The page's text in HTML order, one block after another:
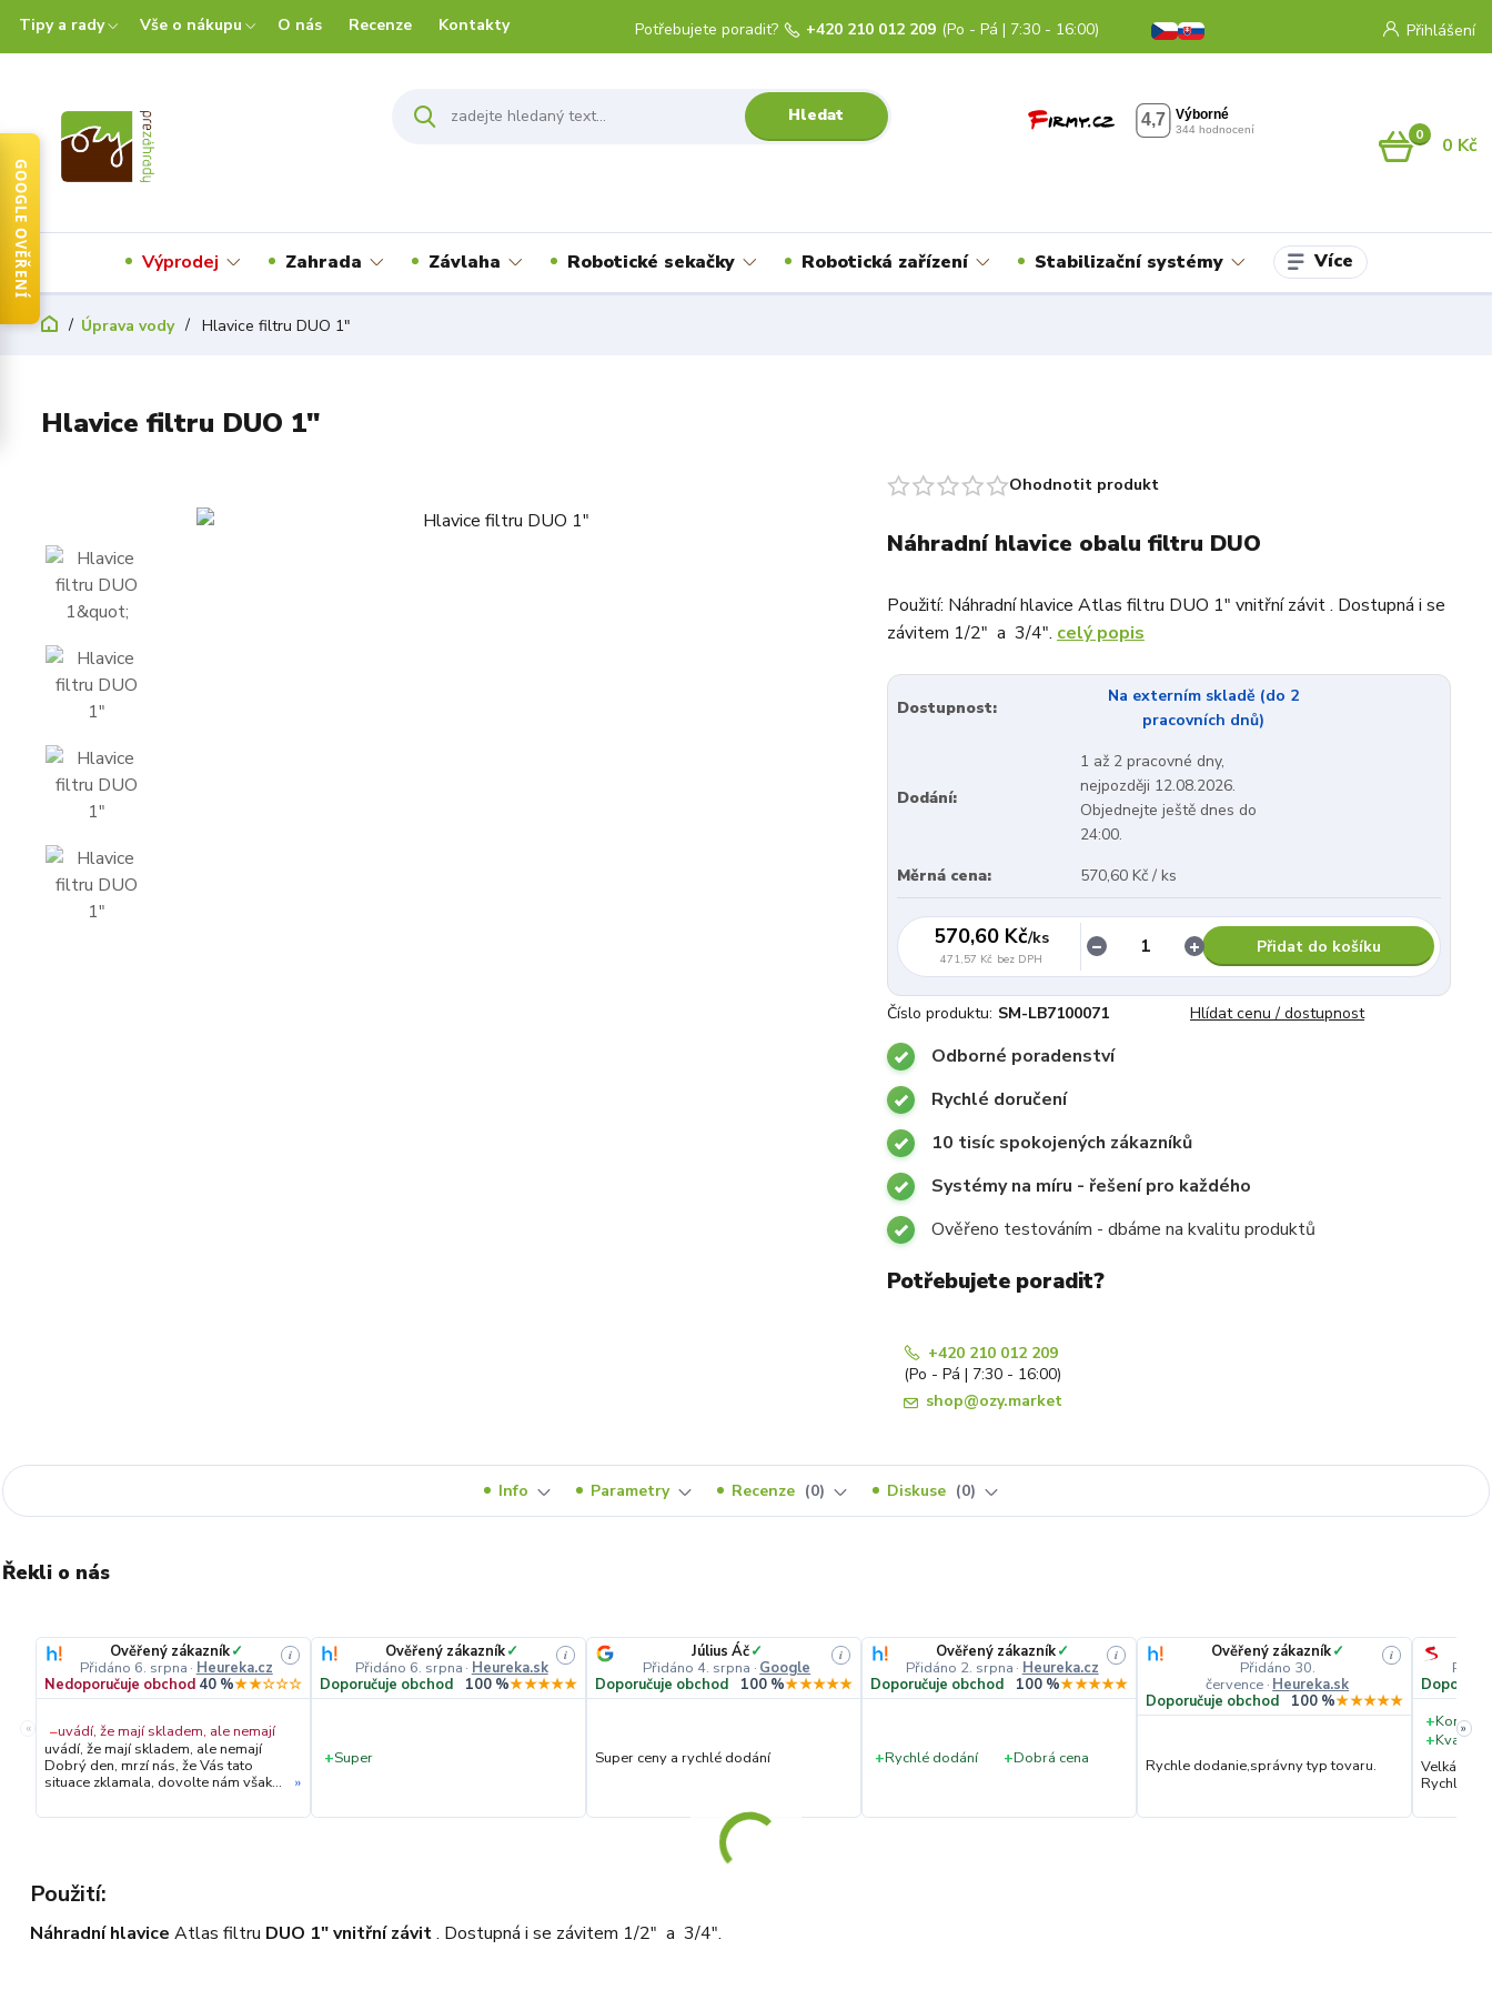
Tipy a rady Vše o nákupu O nás Recenze Kontakty Přihlášení
Hledat
Potřebujete poradit? +420 210 012 209 (Po - Pá | 7:30 - 16:00)
0 0 Kč
Výprodej Zahrada Závlaha Robotické sekačky Robotická zařízení Stabilizační systémy Více
Úprava vody Hlavice filtru DUO 1"
Hlavice filtru DUO 1"
Ohodnotit produkt
Náhradní hlavice obalu filtru DUO
Použití: Náhradní hlavice Atlas filtru DUO 1" vnitřní závit . Dostupná i se
závitem 1/2" a 3/4". celý popis
Dostupnost:
Na externím skladě (do 2
pracovních dnů)
Dodání:
1 až 2 pracovné dny,
nejpozději 12.08.2026.
Objednejte ještě dnes do
24:00.
Měrná cena:
570,60 Kč / ks
570,60 Kč/ks
471,57 Kč bez DPH
Přidat do košíku
Číslo produktu: SM-LB7100071 Hlídat cenu / dostupnost
Odborné poradenství
Rychlé doručení
10 tisíc spokojených zákazníků
Systémy na míru - řešení pro každého
Ověřeno testováním - dbáme na kvalitu produktů
Potřebujete poradit?
+420 210 012 209
(Po - Pá | 7:30 - 16:00)
shop@ozy.market
Info Parametry Recenze 0 Diskuse 0
Řekli o nás
«
Ověřený zákazník✓
Přidáno 6. srpna · Heureka.cz
i
Nedoporučuje obchod 40 %★★☆☆☆
−uvádí, že mají skladem, ale nemají
uvádí, že mají skladem, ale nemají
Dobrý den, mrzí nás, že Vás tato
situace zklamala, dovolte nám však
objednávky. Hned druhý den ráno
prověřovali jeho dostupnost přímo u
dodavatele. Jelikož zboží nebylo k
objednávku stornovat. O všem jsme
»
Ověřený zákazník✓
Přidáno 6. srpna · Heureka.sk
i
Doporučuje obchod 100 %★★★★★
+Super
Július Áč✓
Přidáno 4. srpna · Google
i
Doporučuje obchod 100 %★★★★★
Super ceny a rychlé dodání
Ověřený zákazník✓
Přidáno 2. srpna · Heureka.cz
i
Doporučuje obchod 100 %★★★★★
+Rychlé dodání +Dobrá cena
Ověřený zákazník✓
Přidáno 30.
července · Heureka.sk
i
Doporučuje obchod 100 %★★★★★
Rychle dodanie,správny typ tovaru.
+
+Kvalita
Velká
Rychlé
»
Použití:
Náhradní hlavice Atlas filtru DUO 1" vnitřní závit. Dostupná i se závitem 1/2" a 3/4".
GOOGLE OVĚŘENÍ